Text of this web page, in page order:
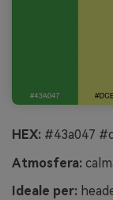
HEX: #43a047
Atmosfera:
Ideale per: